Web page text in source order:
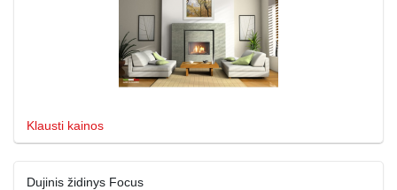
Klausti kainos
Dujinis židinys Focus